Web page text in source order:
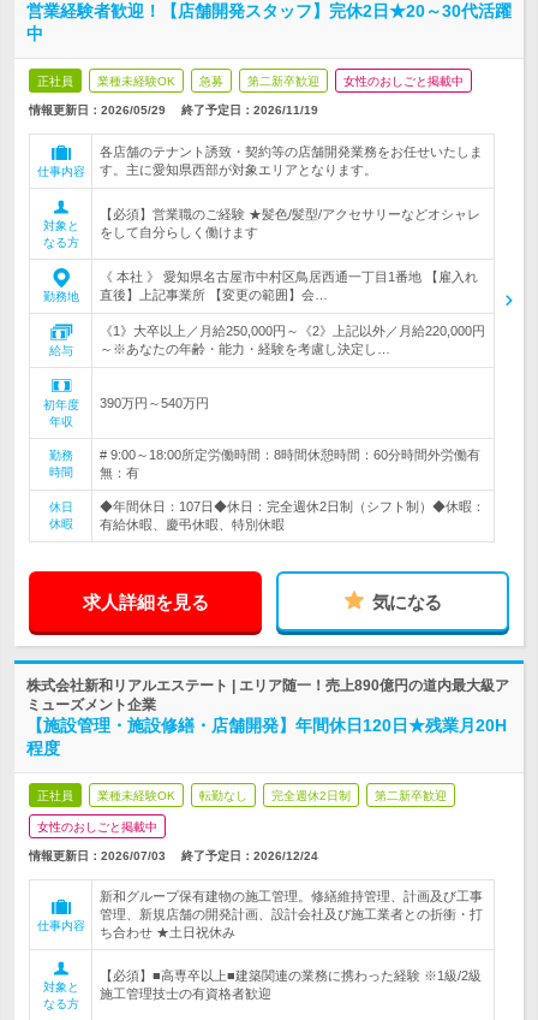
営業経験者歓迎！【店舗開発スタッフ】完休2日★20～30代活躍
中
正社員 業種未経験OK 急募 第二新卒歓迎 女性のおしごと掲載中
情報更新日：2026/05/29 終了予定日： 2026/11/19
仕事内容
各店舗のテナント誘致・契約等の店舗開発業務をお任せいたしま
す。主に愛知県西部が対象エリアとなります。
対象と
なる方
【必須】営業職のご経験 ★髪色/髪型/アクセサリーなどオシャレ
をして自分らしく働けます
勤務地
《 本社 》 愛知県名古屋市中村区鳥居西通一丁目1番地 【雇入れ
直後】上記事業所 【変更の範囲】会…
給与
《1》大卒以上／月給250,000円～《2》上記以外／月給220,000円
～※あなたの年齢・能力・経験を考慮し決定し…
初年度
年収
390万円～540万円
勤務
時間
# 9:00～18:00所定労働時間：8時間休憩時間：60分時間外労働有
無：有
休日
休暇
◆年間休日：107日◆休日：完全週休2日制（シフト制）◆休暇：
有給休暇、慶弔休暇、特別休暇
求人詳細を見る 気になる
株式会社新和リアルエステート | エリア随一！売上890億円の道内最大級ア
ミューズメント企業
【施設管理・施設修繕・店舗開発】年間休日120日★残業月20H
程度
正社員 業種未経験OK 転勤なし 完全週休2日制 第二新卒歓迎
女性のおしごと掲載中
情報更新日：2026/07/03 終了予定日： 2026/12/24
仕事内容
新和グループ保有建物の施工管理。修繕維持管理、計画及び工事
管理、新規店舗の開発計画、設計会社及び施工業者との折衝・打
ち合わせ ★土日祝休み
対象と
なる方
【必須】■高専卒以上■建築関連の業務に携わった経験 ※1級/2級
施工管理技士の有資格者歓迎